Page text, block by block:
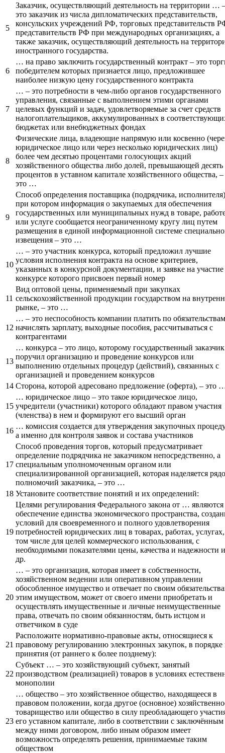
5
Заказчик, осуществляющий деятельность на территории …
это заказчик из числа дипломатических представительств,
консульских учреждений РФ, торговых представительств
представительств РФ при международных организациях, а
также заказчик, осуществляющий деятельность на
иностранного государства.
6
… на право заключить государственный контракт – это
победителем которых признается лицо, предложившее
наиболее низкую цену государственного контракта
7
… – это потребности в чем-либо органов государственного
управления, связанные с выполнением этими органами
целевых функций и задач, удовлетворяемые за счет средств
налогоплательщиков, аккумулированных в
бюджетах или внебюджетных фондах
8
Физические лица, владеющие напрямую или косвенно
юридическое лицо или через несколько юридических лиц)
более чем десятью процентами голосующих акций
хозяйственного общества либо долей, превышающей десять
процентов в уставном капитале хозяйственного общества, –
это …
9
Способ определения поставщика (подрядчика,
при котором информация о закупаемых для обеспечения
государственных или муниципальных нужд в товаре,
или услуге сообщается неограниченному кругу лиц путем
размещения в единой информационной системе
извещения – это …
10
… – это участник конкурса, который предложил лучшие
условия исполнения контракта на основе критериев,
указанных в конкурсной документации, и заявке на участие
конкурсе которого присвоен первый номер
11
Вид оптовой цены, применяемый при закупках
сельскохозяйственной продукции государством на
рынке, – это …
12
… – это неспособность компании платить по
начислять зарплату, выходные пособия, рассчитываться с
контрагентами
13
… конкурса – это лицо, которому государственный заказчик
поручил организацию и проведение конкурсов или
выполнению отдельных процедур (действий), связанных с
организацией и проведением конкурсов
14 Сторона, которой адресовано предложение (оферта), – это
15
… юридическое лицо – это такое юридическое лицо,
учредители (участники) которого обладают правом участия
(членства) в нем и формируют его высший орган
16
… комиссия создается для утверждения закупочных
а именно для контроля заявок и состава участников
17
Способ проведения торгов, который предусматривает
определение подрядчика не заказчиком непосредственно, а
специальным уполномоченным органом или
специализированной организацией, которая наделяется
полномочий заказчика, – это …
18 Установите соответствие понятий и их определений:
19
Целями регулирования Федерального закона от … являются
обеспечение единства экономического пространства,
условий для своевременного и полного удовлетворения
потребностей юридических лиц в товарах, работах,
том числе для целей коммерческого использования, с
необходимыми показателями цены, качества и надежности и
др.
20
… – это организация, которая имеет в собственности,
хозяйственном ведении или оперативном управлении
обособленное имущество и отвечает по своим
этим имуществом, может от своего имени приобретать и
осуществлять имущественные и личные неимущественные
права, отвечать по своим обязанностям, быть истцом и
ответчиком в суде
21
Расположите нормативно-правовые акты, относящиеся к
правовому регулированию электронных закупок, в порядке
принятия (от раннего к более позднему):
22
Субъект … – это хозяйствующий субъект, занятый
производством (реализацией) товаров в условиях
монополии
23
… общество – это хозяйственное общество, находящееся в
правовом положении, когда другое (основное)
товарищество или общество в силу преобладающего
его уставном капитале, либо в соответствии с заключённым
между ними договором, либо иным образом имеет
возможность определять решения, принимаемые таким
обществом